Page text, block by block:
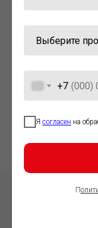
+7
Я согласен на
П